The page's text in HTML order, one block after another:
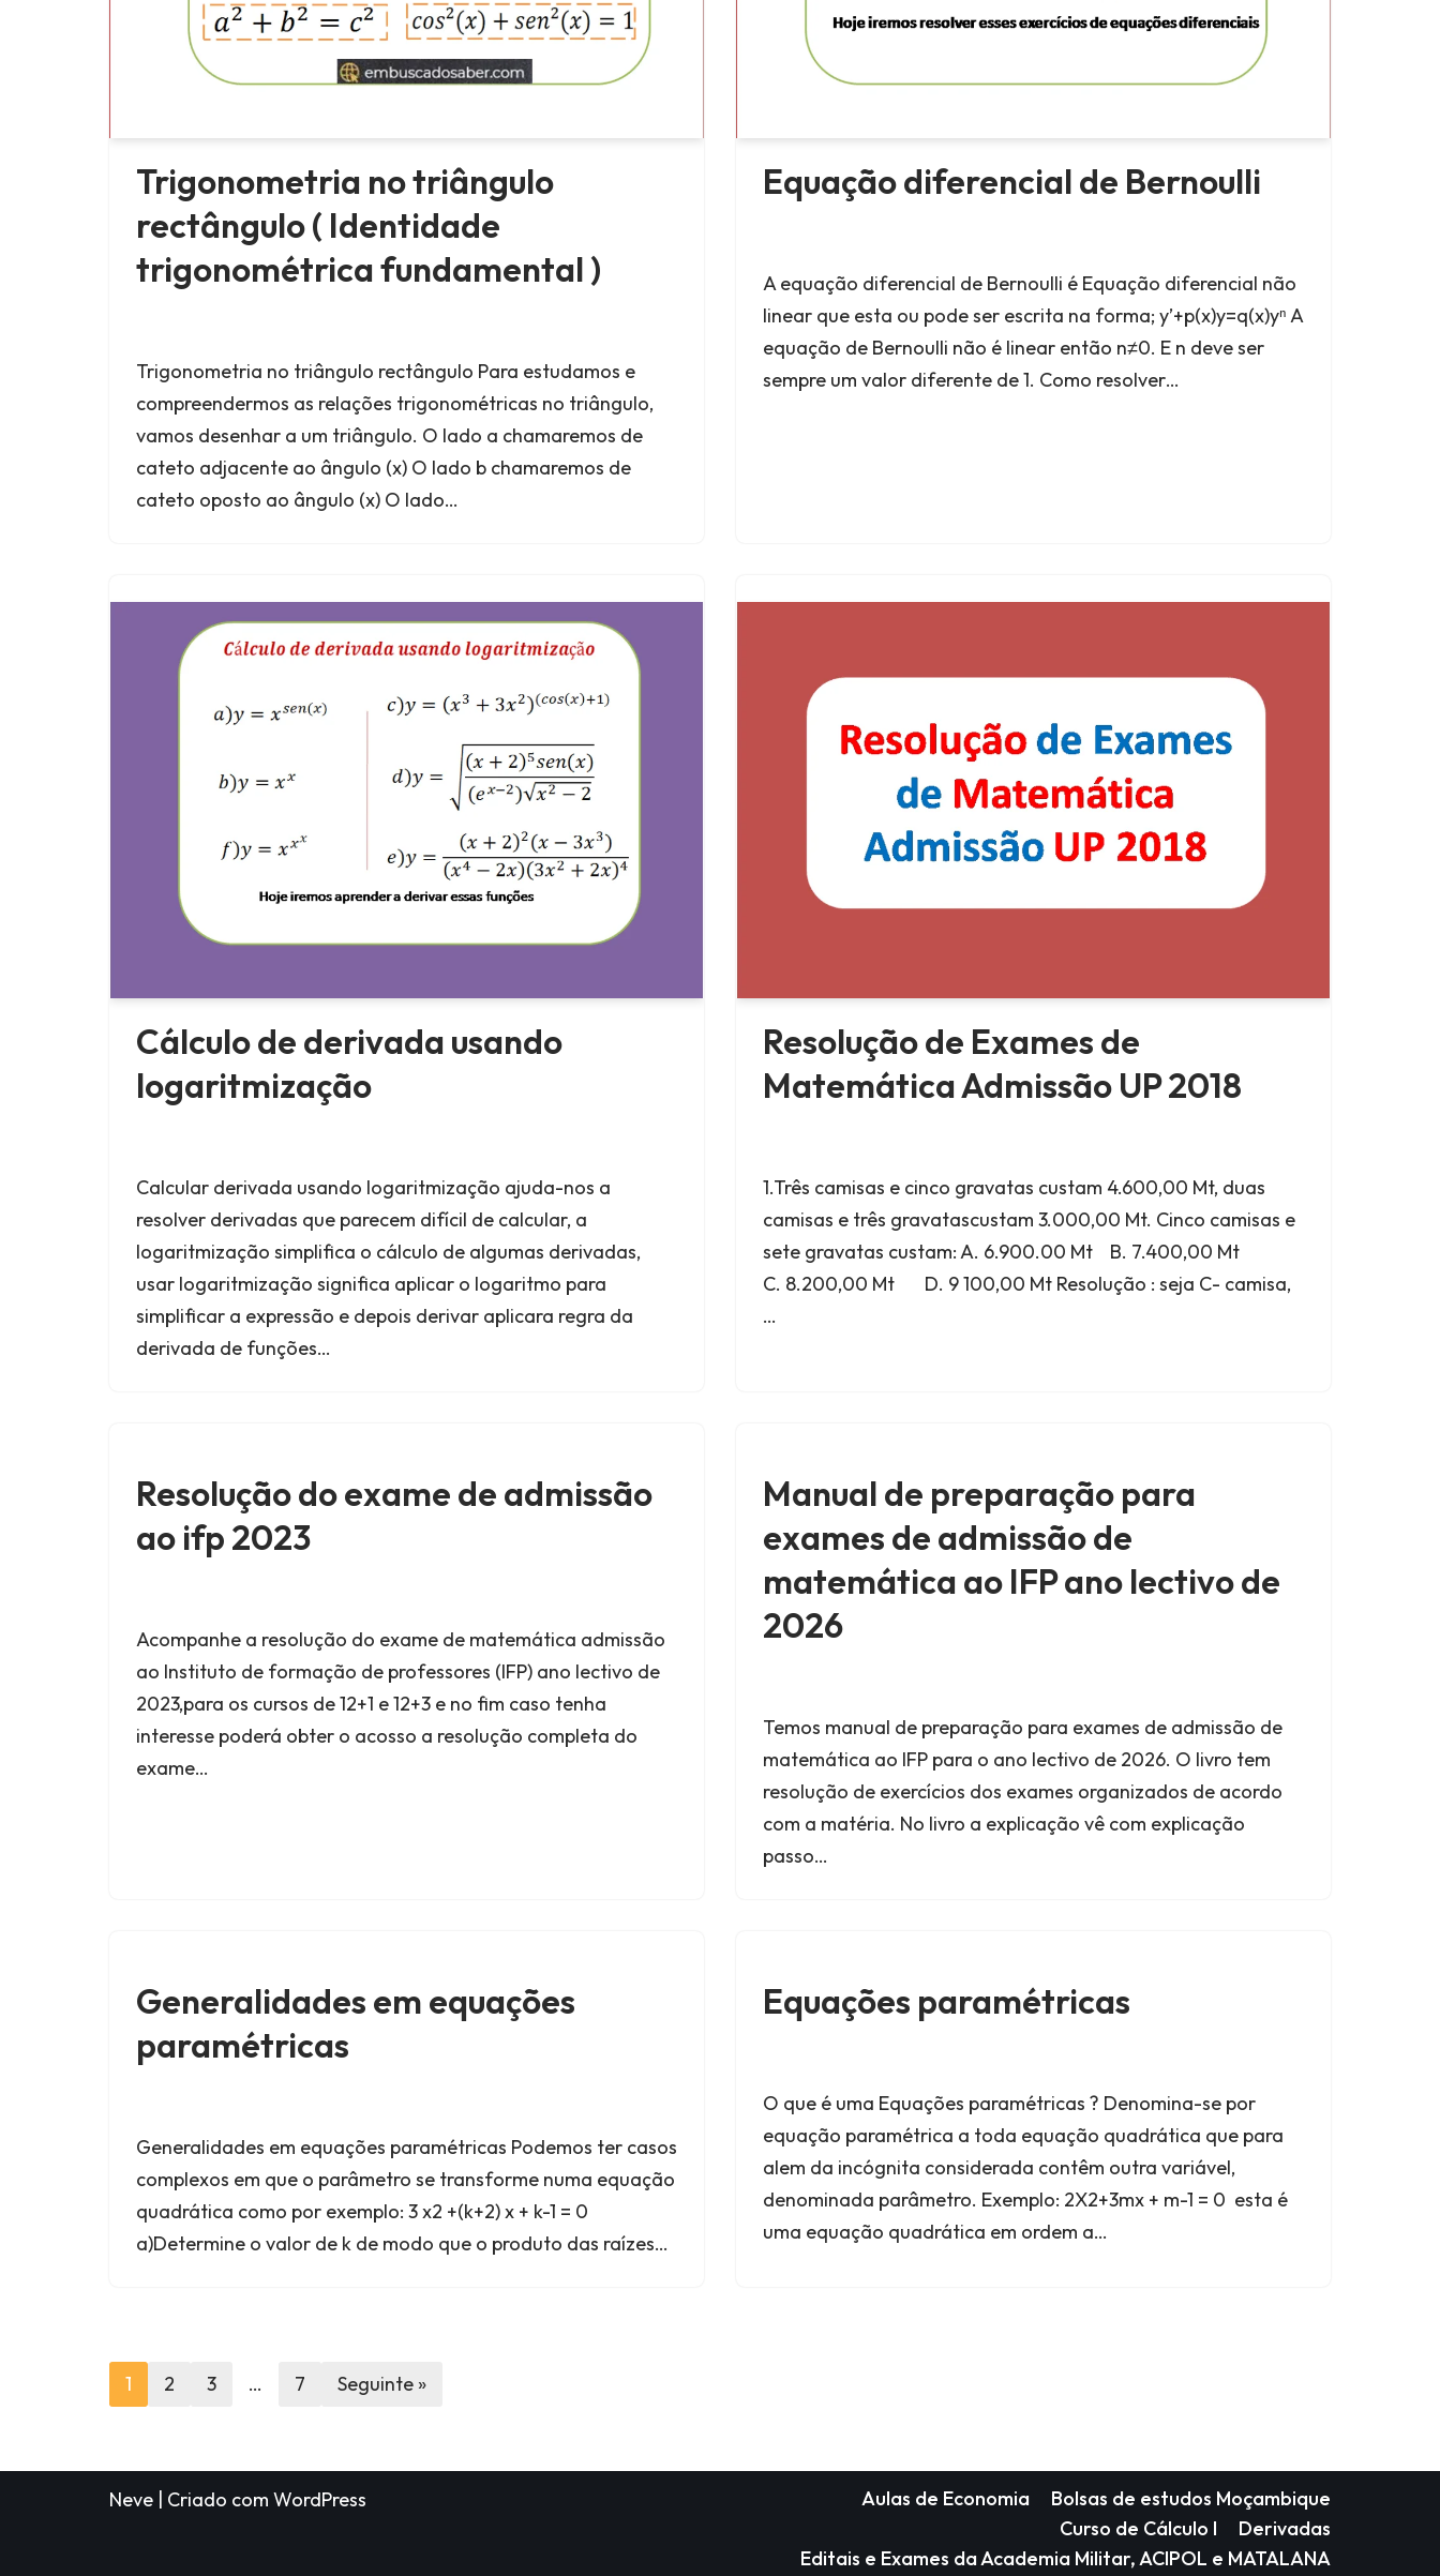
Trigonometria no triângulo
rectângulo ( Identidade
trigonométrica fundamental )
Trigonometria no triângulo rectângulo Para estudamos e
compreendermos as relações trigonométricas no triângulo,
vamos desenhar a um triângulo. O lado a chamaremos de
cateto adjacente ao ângulo (x) O lado b chamaremos de
cateto oposto ao ângulo (x) O lado…
Equação diferencial de Bernoulli
A equação diferencial de Bernoulli é Equação diferencial não
linear que esta ou pode ser escrita na forma; y’+p(x)y=q(x)yⁿ A
equação de Bernoulli não é linear então n≠0. E n deve ser
sempre um valor diferente de 1. Como resolver…
Cálculo de derivada usando
logaritmização
Calcular derivada usando logaritmização ajuda-nos a
resolver derivadas que parecem difícil de calcular, a
logaritmização simplifica o cálculo de algumas derivadas,
usar logaritmização significa aplicar o logaritmo para
simplificar a expressão e depois derivar aplicara regra da
derivada de funções…
Resolução de Exames de
Matemática Admissão UP 2018
1.Três camisas e cinco gravatas custam 4.600,00 Mt, duas
camisas e três gravatascustam 3.000,00 Mt. Cinco camisas e
sete gravatas custam: A. 6.900.00 Mt B. 7.400,00 Mt
C. 8.200,00 Mt D. 9 100,00 Mt Resolução : seja C- camisa,
…
Resolução do exame de admissão
ao ifp 2023
Acompanhe a resolução do exame de matemática admissão
ao Instituto de formação de professores (IFP) ano lectivo de
2023,para os cursos de 12+1 e 12+3 e no fim caso tenha
interesse poderá obter o acosso a resolução completa do
exame…
Manual de preparação para
exames de admissão de
matemática ao IFP ano lectivo de
2026
Temos manual de preparação para exames de admissão de
matemática ao IFP para o ano lectivo de 2026. O livro tem
resolução de exercícios dos exames organizados de acordo
com a matéria. No livro a explicação vê com explicação
passo…
Generalidades em equações
paramétricas
Generalidades em equações paramétricas Podemos ter casos
complexos em que o parâmetro se transforme numa equação
quadrática como por exemplo: 3 x2 +(k+2) x + k-1 = 0
a)Determine o valor de k de modo que o produto das raízes…
Equações paramétricas
O que é uma Equações paramétricas ? Denomina-se por
equação paramétrica a toda equação quadrática que para
alem da incógnita considerada contêm outra variável,
denominada parâmetro. Exemplo: 2X2+3mx + m-1 = 0 esta é
uma equação quadrática em ordem a…
1 2 3 … 7 Seguinte »
Neve | Criado com WordPress Aulas de Economia
Bolsas de estudos Moçambique
Curso de Cálculo I
Derivadas
Editais e Exames da Academia Militar, ACIPOL e MATALANA